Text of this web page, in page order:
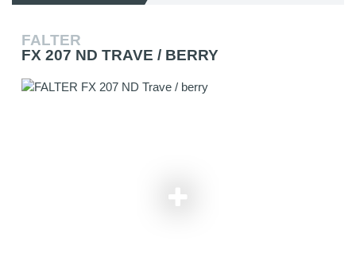
FALTER
FX 207 ND TRAVE / BERRY